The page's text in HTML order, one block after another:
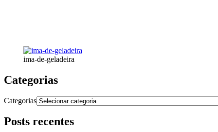
ima-de-geladeira
Categorias
Categorias
Posts recentes